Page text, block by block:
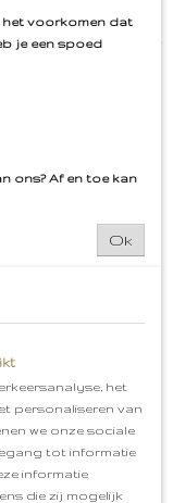
het voorkomen dat
je een spoed
ons? Af en toe kan
Ok
het
personaliseren van
we onze sociale
tot informatie
informatie
die zij mogelijk